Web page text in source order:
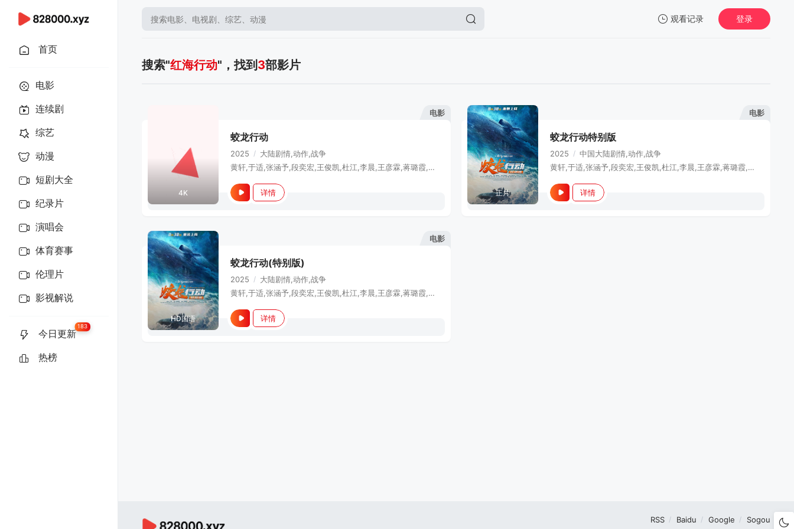
观看记录
暂无观看影片的记录
登录
首页
电影
连续剧
综艺
动漫
短剧大全
纪录片
演唱会
体育赛事
伦理片
影视解说
今日更新
183
热榜
搜索"红海行动"，找到 3部影片
电影
4K
蛟龙行动
2025 / 大陆剧情,动作,战争
黄轩,于适,张涵予,段奕宏,王俊凯,杜江,李晨,王彦霖,蒋璐霞,韩东君,李九霄,高戈,孙毅,于震,袁文康,叶禾,翟宇佳,李璟羿,王子宸,郭洺宇,杜晓帆
详情
电影
正片
蛟龙行动特别版
2025 / 中国大陆剧情,动作,战争
黄轩,于适,张涵予,段奕宏,王俊凯,杜江,李晨,王彦霖,蒋璐霞,韩东君,李九霄,高戈,孙毅,于震,袁文康,叶禾,翟宇佳,李璟羿,王子宸,郭洺宇,杜晓帆,杜燕歌
详情
电影
HD国语
蛟龙行动(特别版)
2025 / 大陆剧情,动作,战争
黄轩,于适,张涵予,段奕宏,王俊凯,杜江,李晨,王彦霖,蒋璐霞,韩东君,李九霄,高戈,孙毅,于震,袁文康,叶禾,翟宇佳,李璟羿,王子宸,郭洺宇,杜晓帆,杜燕歌
详情
RSS Baidu Google Sogou